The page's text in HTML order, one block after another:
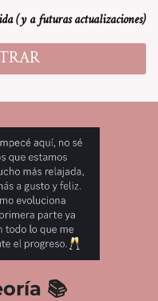
(y a futuras actualizaciones)
📚